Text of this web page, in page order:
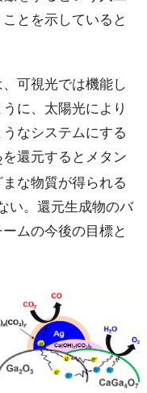
とを示していると
可視光では機能し
に、太陽光により
なシステムにする
を還元するとメタン
な物質が得られる
い。還元生成物のバ
ムの今後の目標と